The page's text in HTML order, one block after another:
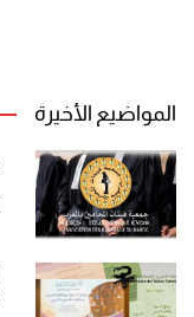
المواضيع الأخيرة